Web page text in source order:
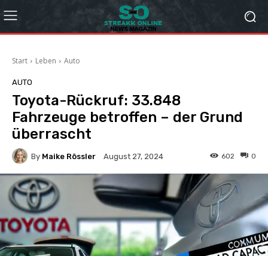
Start Leben Auto
AUTO
Toyota-Rückruf: 33.848
Fahrzeuge betroffen – der Grund
überrascht
By Maike Rössler August 27, 2024 0
602